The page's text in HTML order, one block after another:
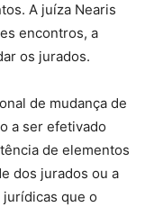
A juíza Nearis
encontros, a
os jurados.
de mudança de
a ser efetivado
de elementos
dos jurados ou a
que o